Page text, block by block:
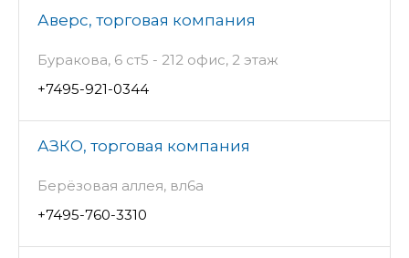
Аверс, торговая компания
Буракова, 6 ст5 - 212 офис, 2 этаж
+7495-921-0344
АЗКО, торговая компания
Берёзовая аллея, вл6а
+7495-760-3310